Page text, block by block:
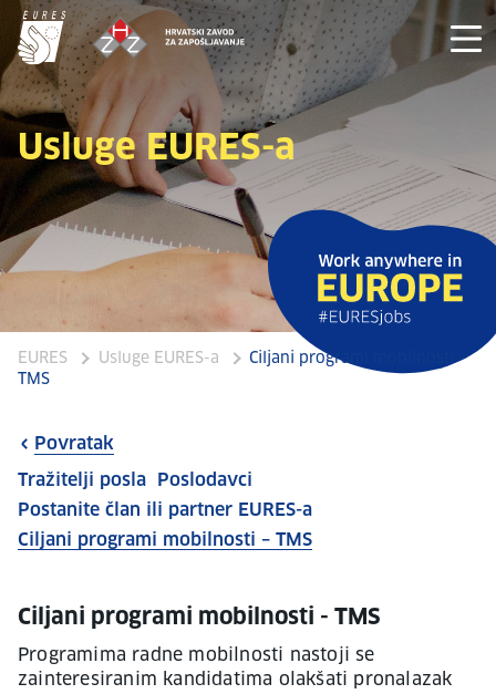
Usluge EURES-a
EURES Usluge EURES-a
Ciljani programi mobilnosti –
TMS
Povratak
Tražitelji posla
Poslodavci
Postanite član ili partner EURES-a
Ciljani programi mobilnosti – TMS
Ciljani programi mobilnosti - TMS
Programima radne mobilnosti nastoji se
zainteresiranim kandidatima olakšati pronalazak